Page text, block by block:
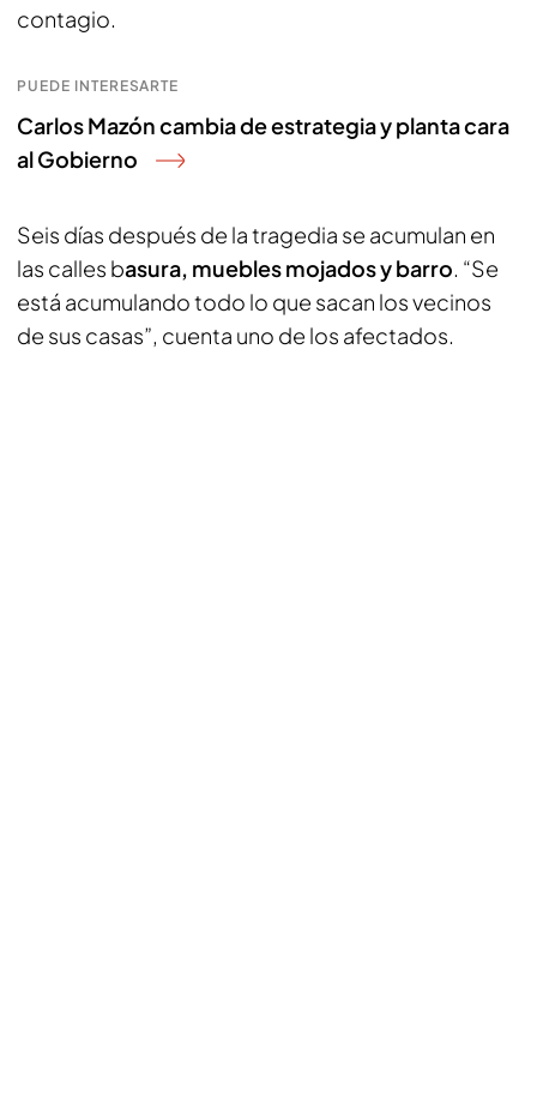
contagio.
PUEDE INTERESARTE
Carlos Mazón cambia de estrategia y planta cara
al Gobierno
Seis días después de la tragedia se acumulan en
las calles basura, muebles mojados y barro. “Se
está acumulando todo lo que sacan los vecinos
de sus casas”, cuenta uno de los afectados.